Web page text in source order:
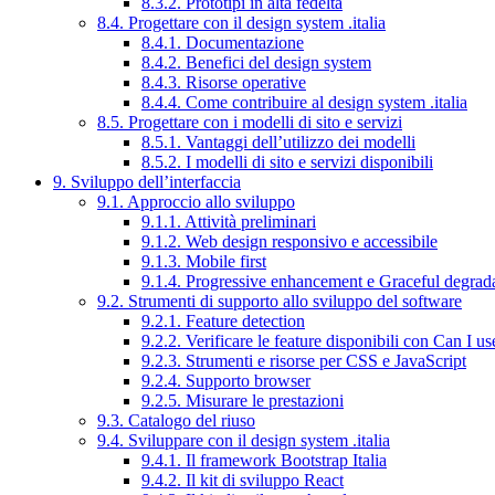
8.4. Progettare con il design system .italia
8.4.1. Documentazione
8.4.2. Benefici del design system
8.4.3. Risorse operative
8.4.4. Come contribuire al design system .italia
8.5. Progettare con i modelli di sito e servizi
8.5.1. Vantaggi dell’utilizzo dei modelli
8.5.2. I modelli di sito e servizi disponibili
9. Sviluppo dell’interfaccia
9.1. Approccio allo sviluppo
9.1.1. Attività preliminari
9.1.2. Web design responsivo e accessibile
9.1.3. Mobile first
9.1.4. Progressive enhancement e Graceful
9.2. Strumenti di supporto allo sviluppo del software
9.2.1. Feature detection
9.2.2. Verificare le feature disponibili con Can I
9.2.3. Strumenti e risorse per CSS e JavaScript
9.2.4. Supporto browser
9.2.5. Misurare le prestazioni
9.3. Catalogo del riuso
9.4. Sviluppare con il design system .italia
9.4.1. Il framework Bootstrap Italia
9.4.2. Il kit di sviluppo React